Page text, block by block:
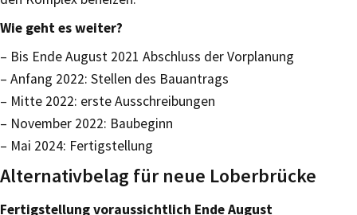
Wie geht es weiter?
– Bis Ende August 2021 Abschluss der Vorplanung
– Anfang 2022: Stellen des Bauantrags
– Mitte 2022: erste Ausschreibungen
– November 2022: Baubeginn
– Mai 2024: Fertigstellung
Alternativbelag für neue Loberbrücke
Fertigstellung voraussichtlich Ende August